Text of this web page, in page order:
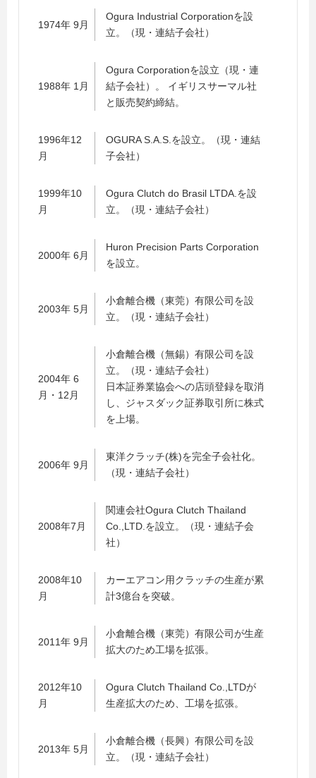
1974年 9月
Ogura Industrial Corporationを設
立。（現・連結子会社）
1988年 1月
Ogura Corporationを設立（現・連
結子会社）。 イギリスサーマル社
と販売契約締結。
1996年12
月
OGURA S.A.S.を設立。（現・連結
子会社）
1999年10
月
Ogura Clutch do Brasil LTDA.を設
立。（現・連結子会社）
2000年 6月
Huron Precision Parts Corporation
を設立。
2003年 5月
小倉離合機（東莞）有限公司を設
立。（現・連結子会社）
2004年 6
月・12月
小倉離合機（無錫）有限公司を設
立。（現・連結子会社）
日本証券業協会への店頭登録を取消
し、ジャスダック証券取引所に株式
を上場。
2006年 9月
東洋クラッチ(株)を完全子会社化。
（現・連結子会社）
2008年7月
関連会社Ogura Clutch Thailand
Co.,LTD.を設立。（現・連結子会
社）
2008年10
月
カーエアコン用クラッチの生産が累
計3億台を突破。
2011年 9月
小倉離合機（東莞）有限公司が生産
拡大のため工場を拡張。
2012年10
月
Ogura Clutch Thailand Co.,LTDが
生産拡大のため、工場を拡張。
2013年 5月
小倉離合機（長興）有限公司を設
立。（現・連結子会社）